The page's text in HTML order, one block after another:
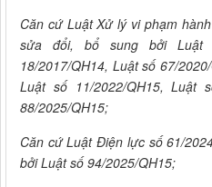
Căn cứ Luật Xử lý vi phạm
sửa đổi, bổ sung bởi Luật
18/2017/QH14, Luật số 67/
Luật số 11/2022/QH15, Luật
88/2025/QH15;
Căn cứ Luật Điện lực số 61/
bởi Luật số 94/2025/QH15;